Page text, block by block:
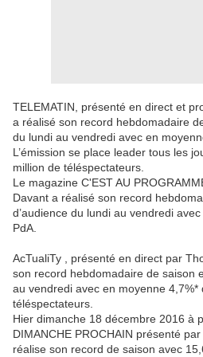
TELEMATIN, présenté en direct et
a réalisé son record hebdomadaire
du lundi au vendredi avec en
L’émission se place leader tous les
million de téléspectateurs.
Le magazine C'EST AU
Davant a réalisé son record
d’audience du lundi au vendredi
PdA.
AcTualiTy , présenté en direct par
son record hebdomadaire de saison
au vendredi avec en moyenne 4,7%*
téléspectateurs.
Hier dimanche 18 décembre 2016 à
DIMANCHE PROCHAIN présenté
réalise son record de saison avec